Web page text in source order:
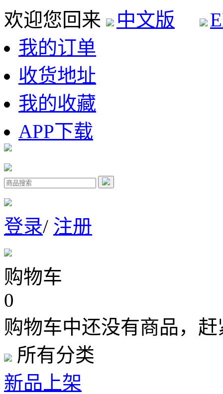
欢迎您回来 中文版
我的订单
收货地址
我的收藏
APP下载
登录/ 注册
购物车
0
购物车中还没有商品，
所有分类
新品上架